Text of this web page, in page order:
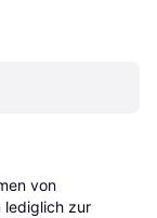
von
lediglich zur